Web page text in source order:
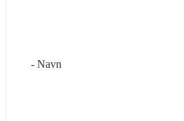
- Navn